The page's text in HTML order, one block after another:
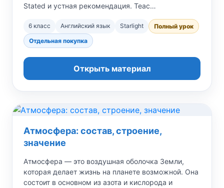
Stated и устная рекомендация. Teac…
6 класс Английский язык Starlight
Полный урок
Отдельная покупка
Открыть материал
Атмосфера: состав, строение,
значение
Атмосфера — это воздушная оболочка Земли,
которая делает жизнь на планете возможной. Она
состоит в основном из азота и кислорода и